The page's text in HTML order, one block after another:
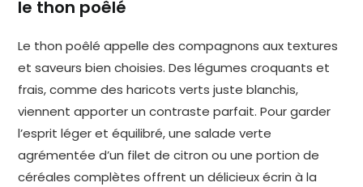
le thon poêlé
Le thon poêlé appelle des compagnons aux textures
et saveurs bien choisies. Des légumes croquants et
frais, comme des haricots verts juste blanchis,
viennent apporter un contraste parfait. Pour garder
l’esprit léger et équilibré, une salade verte
agrémentée d’un filet de citron ou une portion de
céréales complètes offrent un délicieux écrin à la